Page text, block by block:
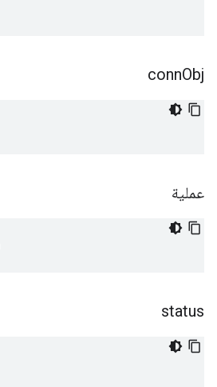
connObj
عملية
status